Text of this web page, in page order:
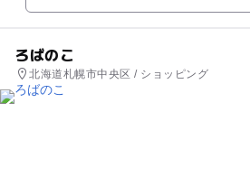
ろばのこ
北海道札幌市中央区 / ショッピング